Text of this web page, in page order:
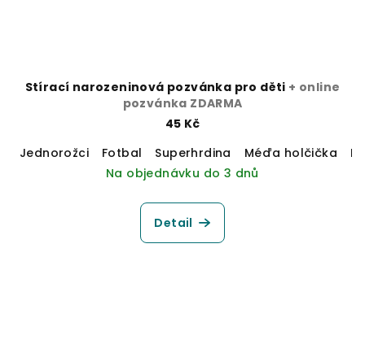
Stírací narozeninová pozvánka pro děti + online
pozvánka ZDARMA
45 Kč
Jednorožci
Fotbal Superhrdina Méďa holčička
Na objednávku do 3 dnů
Detail